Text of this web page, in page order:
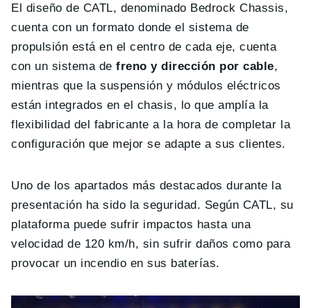
El diseño de CATL, denominado Bedrock Chassis,
cuenta con un formato donde el sistema de
propulsión está en el centro de cada eje, cuenta
con un sistema defreno y dirección por cable,
mientras que la suspensión y módulos eléctricos
están integrados en el chasis, lo que amplía la
flexibilidad del fabricante a la hora de completar la
configuración que mejor se adapte a sus clientes.
Uno de los apartados más destacados durante la
presentación ha sido la seguridad. Según CATL, su
plataforma puede sufrir impactos hasta una
velocidad de 120 km/h, sin sufrir daños como para
provocar un incendio en sus baterías.